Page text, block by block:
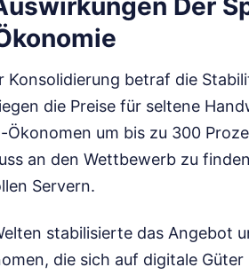
Der
Konsolidierung betraf die
die Preise für seltene
um bis zu 300
an den Wettbewerb zu
Servern.
stabilisierte das Angebot
die sich auf digitale